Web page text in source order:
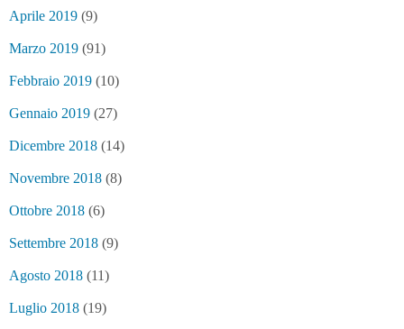
Aprile 2019 (9)
Marzo 2019 (91)
Febbraio 2019 (10)
Gennaio 2019 (27)
Dicembre 2018 (14)
Novembre 2018 (8)
Ottobre 2018 (6)
Settembre 2018 (9)
Agosto 2018 (11)
Luglio 2018 (19)